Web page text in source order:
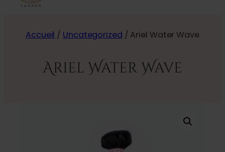
Accueil / Uncategorized / Ariel Water Wave
Ariel Water Wave